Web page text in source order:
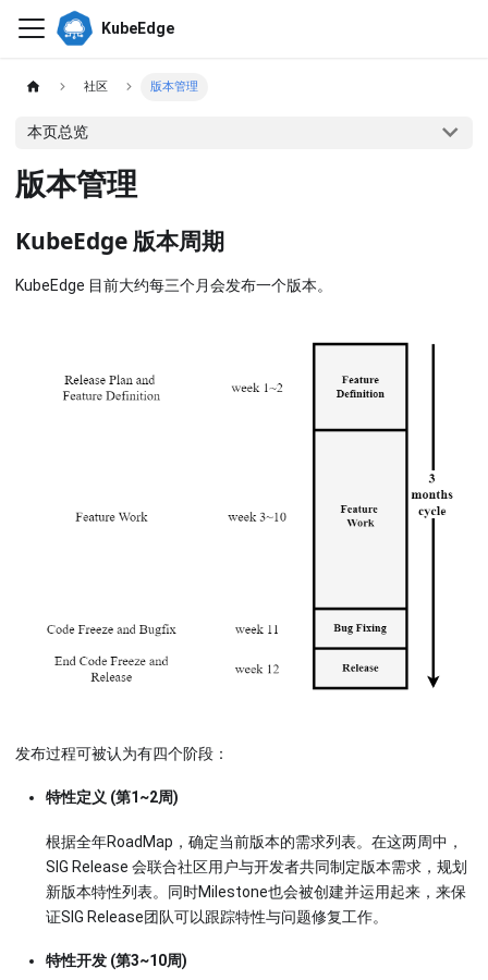
KubeEdge
社区 版本管理
本页总览
版本管理
KubeEdge 版本周期
KubeEdge 目前大约每三个月会发布一个版本。
发布过程可被认为有四个阶段：
特性定义 (第1~2周)
根据全年RoadMap，确定当前版本的需求列表。在这两周中，
SIG Release 会联合社区用户与开发者共同制定版本需求，规划
新版本特性列表。同时Milestone也会被创建并运用起来，来保
证SIG Release团队可以跟踪特性与问题修复工作。
特性开发 (第3~10周)